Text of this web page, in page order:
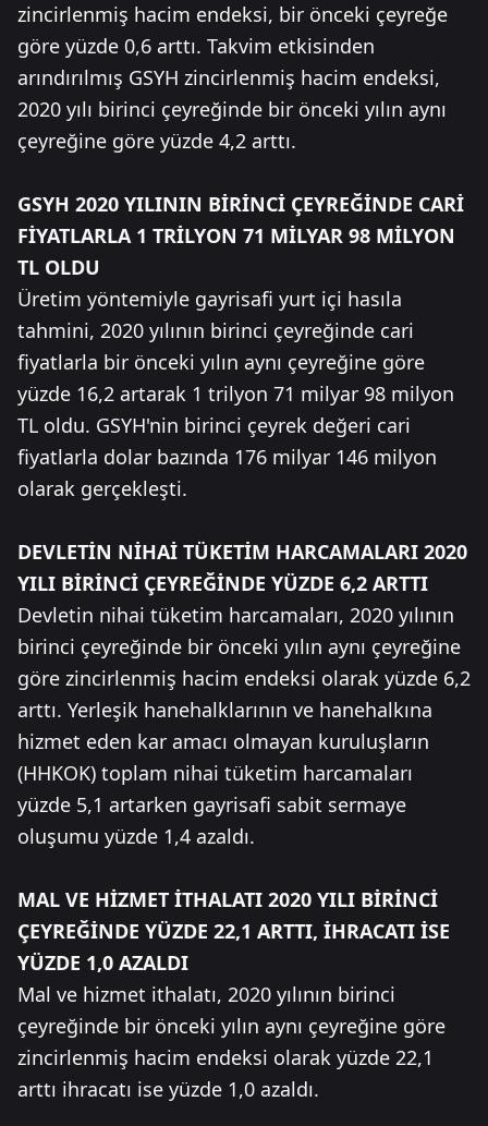
zincirlenmiş hacim endeksi, bir önceki çeyreğe
göre yüzde 0,6 arttı. Takvim etkisinden
arındırılmış GSYH zincirlenmiş hacim endeksi,
2020 yılı birinci çeyreğinde bir önceki yılın aynı
çeyreğine göre yüzde 4,2 arttı.
GSYH 2020 YILININ BİRİNCİ ÇEYREĞİNDE CARİ
FİYATLARLA 1 TRİLYON 71 MİLYAR 98 MİLYON
TL OLDU
Üretim yöntemiyle gayrisafi yurt içi hasıla
tahmini, 2020 yılının birinci çeyreğinde cari
fiyatlarla bir önceki yılın aynı çeyreğine göre
yüzde 16,2 artarak 1 trilyon 71 milyar 98 milyon
TL oldu. GSYH'nin birinci çeyrek değeri cari
fiyatlarla dolar bazında 176 milyar 146 milyon
olarak gerçekleşti.
DEVLETİN NİHAİ TÜKETİM HARCAMALARI 2020
YILI BİRİNCİ ÇEYREĞİNDE YÜZDE 6,2 ARTTI
Devletin nihai tüketim harcamaları, 2020 yılının
birinci çeyreğinde bir önceki yılın aynı çeyreğine
göre zincirlenmiş hacim endeksi olarak yüzde 6,2
arttı. Yerleşik hanehalklarının ve hanehalkına
hizmet eden kar amacı olmayan kuruluşların
(HHKOK) toplam nihai tüketim harcamaları
yüzde 5,1 artarken gayrisafi sabit sermaye
oluşumu yüzde 1,4 azaldı.
MAL VE HİZMET İTHALATI 2020 YILI BİRİNCİ
ÇEYREĞİNDE YÜZDE 22,1 ARTTI, İHRACATI İSE
YÜZDE 1,0 AZALDI
Mal ve hizmet ithalatı, 2020 yılının birinci
çeyreğinde bir önceki yılın aynı çeyreğine göre
zincirlenmiş hacim endeksi olarak yüzde 22,1
arttı ihracatı ise yüzde 1,0 azaldı.